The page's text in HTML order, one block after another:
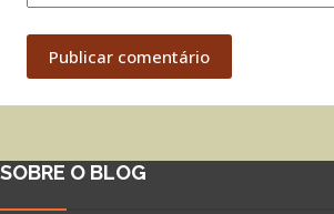
Publicar comentário
SOBRE O BLOG